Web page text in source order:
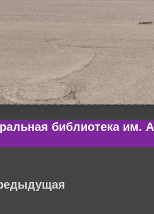
библиотека им.